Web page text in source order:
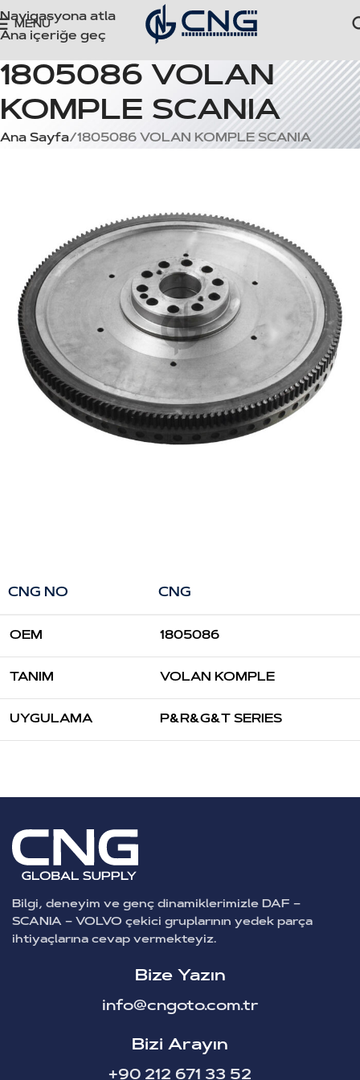
Navigasyona atla
Ana içeriğe geç
MENÜ
1805086 VOLAN
KOMPLE SCANIA
Ana Sayfa 1805086 VOLAN KOMPLE SCANIA
CNG NO CNG
OEM 1805086
TANIM VOLAN KOMPLE
UYGULAMA P&R&G&T SERIES
Bilgi, deneyim ve genç dinamiklerimizle DAF –
SCANIA – VOLVO çekici gruplarının yedek parça
ihtiyaçlarına cevap vermekteyiz.
Bize Yazın
info@cngoto.com.tr
Bizi Arayın
+90 212 671 33 52